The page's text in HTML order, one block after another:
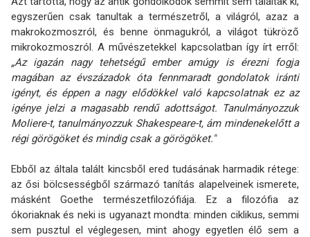
egyszerűen csak tanultak a természetről, a világról, azaz a
makrokozmoszról, és benne önmagukról, a világot tükröző
mikrokozmoszról. A művészetekkel kapcsolatban így írt erről:
„Az igazán nagy tehetségű ember amúgy is érezni fogja
magában az évszázadok óta fennmaradt gondolatok iránti
igényt, és éppen a nagy elődökkel való kapcsolatnak ez az
igénye jelzi a magasabb rendű adottságot. Tanulmányozzuk
Moliere-t, tanulmányozzuk Shakespeare-t, ám mindenekelőtt a
régi görögöket és mindig csak a görögöket."
Ebből az általa talált kincsből ered tudásának harmadik rétege:
az ősi bölcsességből származó tanítás alapelveinek ismerete,
másként Goethe természetfilozófiája. Ez a filozófia az
ókoriaknak és neki is ugyanazt mondta: minden ciklikus, semmi
sem pusztul el véglegesen, mint ahogy egyetlen élő sem a